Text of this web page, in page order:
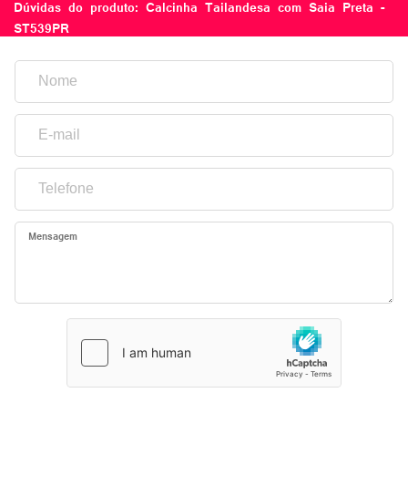
Dúvidas do produto: Calcinha Tailandesa com Saia Preta -
ST539PR
Mensagem